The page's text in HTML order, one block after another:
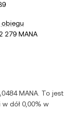
279 MANA
MANA . To jest
w dół 0,00% w